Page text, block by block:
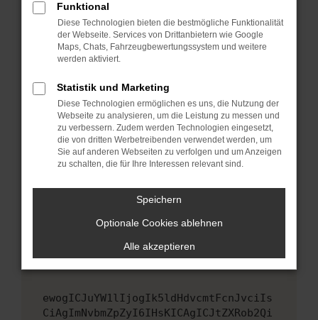
Starte dein Gerät neu.
Das kann manchmal helfen, vorübergehende
Probleme zu beheben.
Betriebssystem auf dem neuesten Stand
sind.
Veraltete Software birgt nicht nur ein
Sicherheitsrisiko, sondern kann auch dazu
führen, dass bestimmte Funktionen nicht mehr
unterstützt werden.
Wende dich an den Webseitenbetreiber.
Wenn du alle oben genannten Schritte versucht
hast, kontaktiere uns bitte. Wir werden
versuchen, das Problem zu beheben. Du kannst
uns diesen Text schicken, um uns bei der
ewogICJuYW1lIjogIk5ldHdvcmtFcnJvciIs
CiAgImNvbmZpZyI6IHsKICAgICJtZXRob2Qi
Funktional
Diese Technologien bieten die bestmögliche Funktionalität
der Webseite. Services von Drittanbietern wie Google
Maps, Chats, Fahrzeugbewertungssystem und weitere
werden aktiviert.
Statistik und Marketing
Diese Technologien ermöglichen es uns, die Nutzung der
Webseite zu analysieren, um die Leistung zu messen und
zu verbessern. Zudem werden Technologien eingesetzt,
die von dritten Werbetreibenden verwendet werden, um
Sie auf anderen Webseiten zu verfolgen und um Anzeigen
zu schalten, die für Ihre Interessen relevant sind.
Speichern
Optionale Cookies ablehnen
Alle akzeptieren